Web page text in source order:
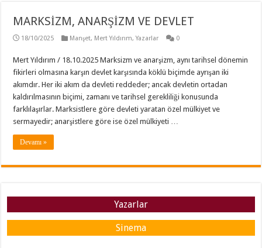
MARKSİZM, ANARŞİZM VE DEVLET
18/10/2025 Manşet, Mert Yıldırım,Yazarlar 0
Mert Yıldırım / 18.10.2025 Marksizm ve anarşizm, aynı tarihsel dönemin
fikirleri olmasına karşın devlet karşısında köklü biçimde ayrışan iki
akımdır. Her iki akım da devleti reddeder; ancak devletin ortadan
kaldırılmasının biçimi, zamanı ve tarihsel gerekliliği konusunda
farklılaşırlar. Marksistlere göre devleti yaratan özel mülkiyet ve
sermayedir; anarşistlere göre ise özel mülkiyeti …
Devamı »
Yazarlar
Sinema